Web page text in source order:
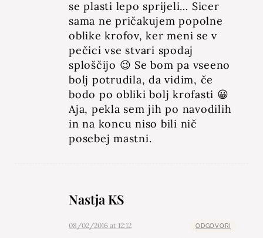
se plasti lepo sprijeli… Sicer
sama ne pričakujem popolne
oblike krofov, ker meni se v
pečici vse stvari spodaj
sploščijo 😉 Se bom pa vseeno
bolj potrudila, da vidim, če
bodo po obliki bolj krofasti 😀
Aja, pekla sem jih po navodilih
in na koncu niso bili nič
posebej mastni.
Nastja KS
08/02/2016 at 12:12 ODGOVORI